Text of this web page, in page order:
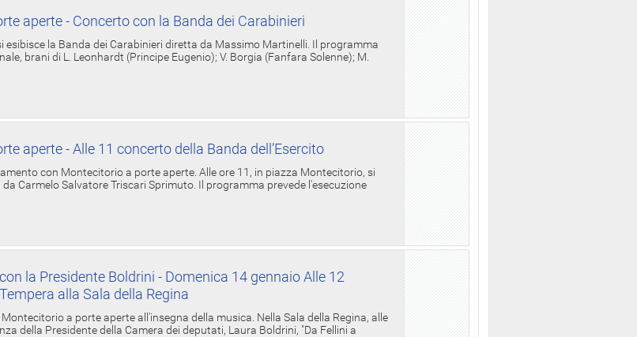
aperte - Concerto con la Banda dei Carabinieri
esibisce la Banda dei Carabinieri diretta da Massimo Martinelli. Il programma
brani di L. Leonhardt (Principe Eugenio); V. Borgia (Fanfara Solenne); M.
aperte - Alle 11 concerto della Banda dell’Esercito
con Montecitorio a porte aperte. Alle ore 11, in piazza Montecitorio, si
Carmelo Salvatore Triscari Sprimuto. Il programma prevede l'esecuzione
la Presidente Boldrini - Domenica 14 gennaio Alle 12
alla Sala della Regina
a porte aperte all'insegna della musica. Nella Sala della Regina, alle
della Presidente della Camera dei deputati, Laura Boldrini, "Da Fellini a